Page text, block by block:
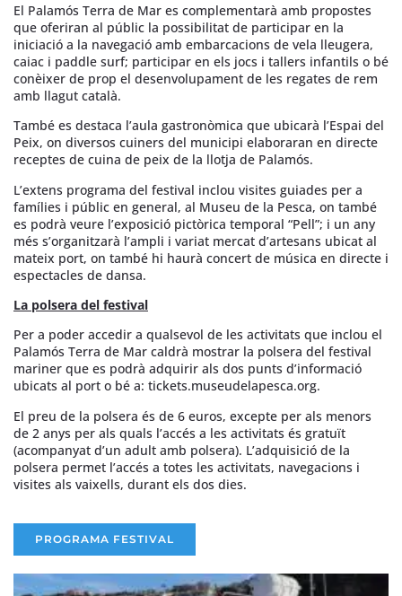
El Palamós Terra de Mar es complementarà amb propostes
que oferiran al públic la possibilitat de participar en la
iniciació a la navegació amb embarcacions de vela lleugera,
caiac i paddle surf; participar en els jocs i tallers infantils o bé
conèixer de prop el desenvolupament de les regates de rem
amb llagut català.
També es destaca l’aula gastronòmica que ubicarà l’Espai del
Peix, on diversos cuiners del municipi elaboraran en directe
receptes de cuina de peix de la llotja de Palamós.
L’extens programa del festival inclou visites guiades per a
famílies i públic en general, al Museu de la Pesca, on també
es podrà veure l’exposició pictòrica temporal “Pell”; i un any
més s’organitzarà l’ampli i variat mercat d’artesans ubicat al
mateix port, on també hi haurà concert de música en directe i
espectacles de dansa.
La polsera del festival
Per a poder accedir a qualsevol de les activitats que inclou el
Palamós Terra de Mar caldrà mostrar la polsera del festival
mariner que es podrà adquirir als dos punts d’informació
ubicats al port o bé a: tickets.museudelapesca.org.
El preu de la polsera és de 6 euros, excepte per als menors
de 2 anys per als quals l’accés a les activitats és gratuït
(acompanyat d’un adult amb polsera). L’adquisició de la
polsera permet l’accés a totes les activitats, navegacions i
visites als vaixells, durant els dos dies.
PROGRAMA FESTIVAL